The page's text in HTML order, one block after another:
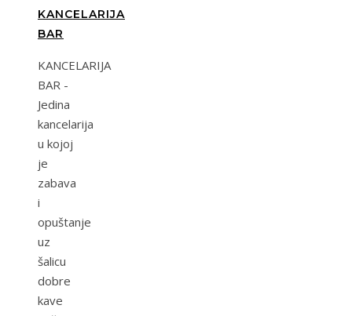
KANCELARIJA
BAR
KANCELARIJA
BAR -
Jedina
kancelarija
u kojoj
je
zabava
i
opuštanje
uz
šalicu
dobre
kave